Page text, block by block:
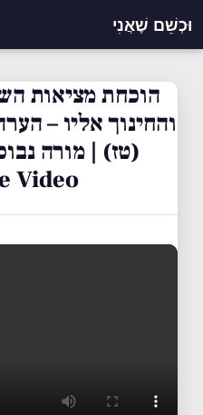
וּכְשֵׁם שֶׁאֲנִי
הוכחת מציאות
והחינוך אליו –
Video